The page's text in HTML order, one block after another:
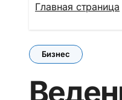
Главная страница
Бизнес